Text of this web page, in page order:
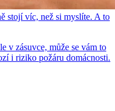
stojí víc, než si myslíte. A to
v zásuvce, může se vám to
i riziko požáru domácnosti.